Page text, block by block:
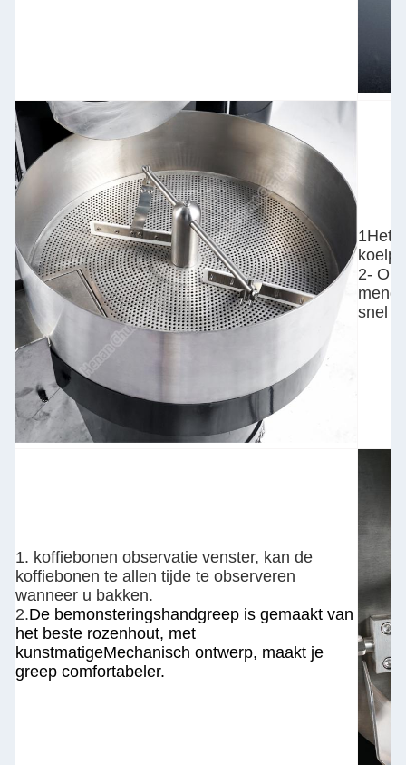
1Het
2-
snel
1. koffiebonen observatie venster, kan de
koffiebonen te allen tijde te observeren
wanneer u bakken.
2.De bemonsteringshandgreep is gemaakt van
het beste rozenhout, met
kunstmatigeMechanisch ontwerp, maakt je
greep comfortabeler.